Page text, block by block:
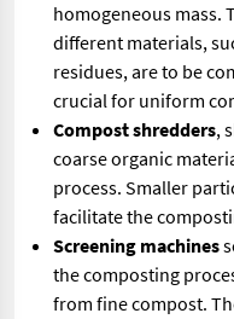
homogeneous mass.
different materials,
residues, are to be
crucial for uniform
Compost shredders,
coarse organic
process. Smaller
facilitate the
Screening machines
the composting
from fine compost.